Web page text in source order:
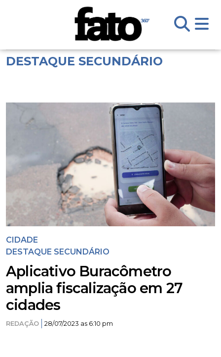
DESTAQUE SECUNDÁRIO
CIDADE
DESTAQUE SECUNDÁRIO
Aplicativo Buracômetro
amplia fiscalização em 27
cidades
REDAÇÃO 28/07/2023 as 6:10 pm